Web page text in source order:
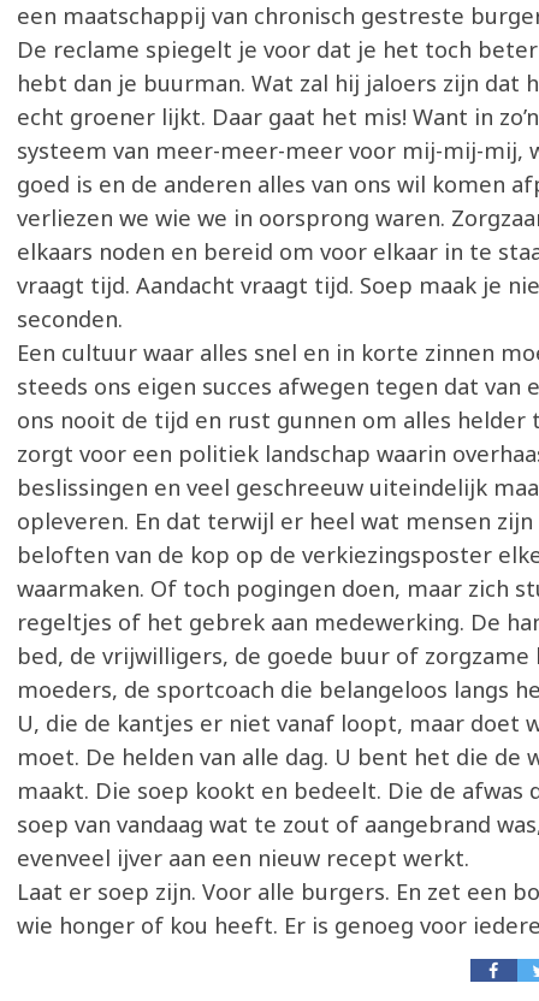
een maatschappij van chronisch gestreste
De reclame spiegelt je voor dat je het toch
hebt dan je buurman. Wat zal hij jaloers zijn dat
echt groener lijkt. Daar gaat het mis! Want in
systeem van meer-meer-meer voor mij-mij-mij,
goed is en de anderen alles van ons wil komen
verliezen we wie we in oorsprong waren.
elkaars noden en bereid om voor elkaar in te
vraagt tijd. Aandacht vraagt tijd. Soep maak je
seconden.
Een cultuur waar alles snel en in korte zinnen
steeds ons eigen succes afwegen tegen dat van
ons nooit de tijd en rust gunnen om alles helder
zorgt voor een politiek landschap waarin
beslissingen en veel geschreeuw uiteindelijk
opleveren. En dat terwijl er heel wat mensen zijn
beloften van de kop op de verkiezingsposter
waarmaken. Of toch pogingen doen, maar zich
regeltjes of het gebrek aan medewerking. De
bed, de vrijwilligers, de goede buur of zorgzame
moeders, de sportcoach die belangeloos langs
U, die de kantjes er niet vanaf loopt, maar doet
moet. De helden van alle dag. U bent het die de
maakt. Die soep kookt en bedeelt. Die de afwas
soep van vandaag wat te zout of aangebrand
evenveel ijver aan een nieuw recept werkt.
Laat er soep zijn. Voor alle burgers. En zet een
wie honger of kou heeft. Er is genoeg voor